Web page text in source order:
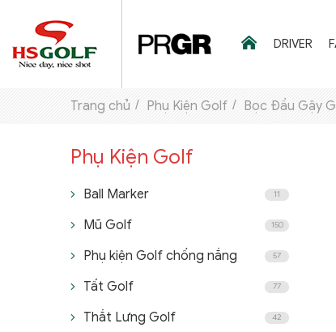
THƯƠNG HIỆU
PHỤ KIỆN GOLF
DRIVER
Trang chủ Phụ Kiện Golf Bọc Đầu Gậy
Phụ Kiện Golf
Ball Marker 11
Mũ Golf 150
Phụ kiện Golf chống nắng 57
Tất Golf 77
Thắt Lưng Golf 42